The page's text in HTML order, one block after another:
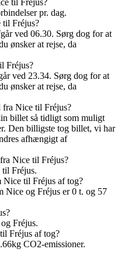
pr. dag.
til Fréjus?
ved 06.30. Sørg dog for at
ønsker at rejse, da
Fréjus?
ved 23.34. Sørg dog for at
ønsker at rejse, da
fra Nice til Fréjus?
billet så tidligt som muligt
Den billigste tog billet, vi har
afhængigt af
Nice til Fréjus?
til Fréjus.
Nice til Fréjus af tog?
Nice og Fréjus er 0 t. og 57
Fréjus.
Fréjus af tog?
CO2-emissioner.